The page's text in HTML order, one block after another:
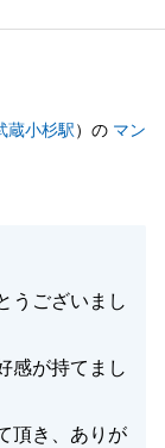
。
でに素敵な
な些細なこと
せ。
蔵小杉駅）の マン
うございまし
感が持てまし
頂き、ありが